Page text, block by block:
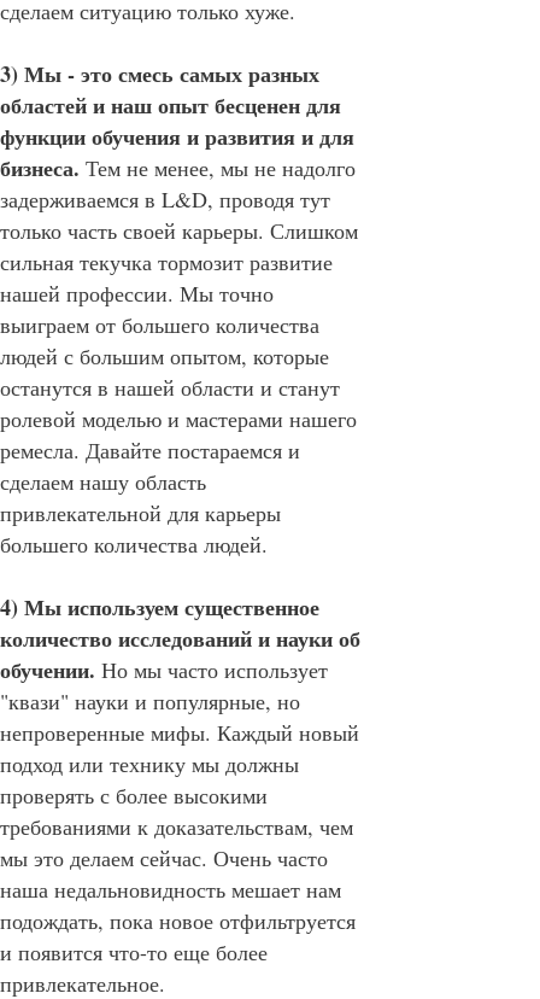
сделаем ситуацию только хуже.
3) Мы - это смесь самых разных
областей и наш опыт бесценен для
функции обучения и развития и для
бизнеса. Тем не менее, мы не надолго
задерживаемся в L&D, проводя тут
только часть своей карьеры. Слишком
сильная текучка тормозит развитие
нашей профессии. Мы точно
выиграем от большего количества
людей с большим опытом, которые
останутся в нашей области и станут
ролевой моделью и мастерами нашего
ремесла. Давайте постараемся и
сделаем нашу область
привлекательной для карьеры
большего количества людей.
4) Мы используем существенное
количество исследований и науки об
обучении. Но мы часто использует
"квази" науки и популярные, но
непроверенные мифы. Каждый новый
подход или технику мы должны
проверять с более высокими
требованиями к доказательствам, чем
мы это делаем сейчас. Очень часто
наша недальновидность мешает нам
подождать, пока новое отфильтруется
и появится что-то еще более
привлекательное.